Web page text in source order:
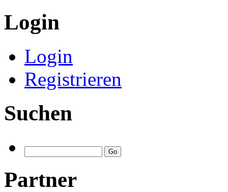
Login
Login
Registrieren
Suchen
Partner